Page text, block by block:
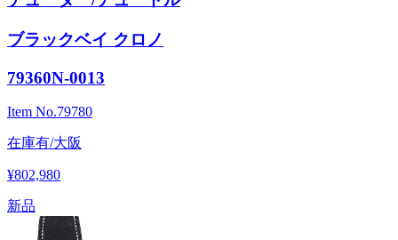
ブラックベイ クロノ
79360N-0013
Item No.79780
在庫有/大阪
¥802,980
新品